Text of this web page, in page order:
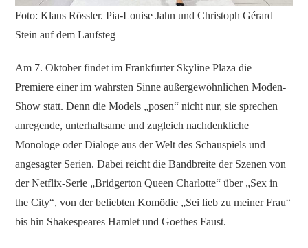
Foto: Klaus Rössler. Pia-Louise Jahn und Christoph Gérard
Stein auf dem Laufsteg
Am 7. Oktober findet im Frankfurter Skyline Plaza die
Premiere einer im wahrsten Sinne außergewöhnlichen Moden-
Show statt. Denn die Models „posen“ nicht nur, sie sprechen
anregende, unterhaltsame und zugleich nachdenkliche
Monologe oder Dialoge aus der Welt des Schauspiels und
angesagter Serien. Dabei reicht die Bandbreite der Szenen von
der Netflix-Serie „Bridgerton Queen Charlotte“ über „Sex in
the City“, von der beliebten Komödie „Sei lieb zu meiner Frau“
bis hin Shakespeares Hamlet und Goethes Faust.